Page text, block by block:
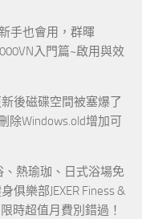
新手也會用，群暉
入門篇~啟用與效
後磁碟空間被塞爆了
除Windows.old增加可
熱瑜珈、日式浴場免
俱樂部JEXER Finess &
時超值月費別錯過！